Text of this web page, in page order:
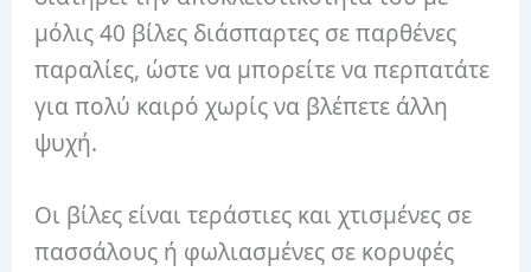
μόλις 40 βίλες διάσπαρτες σε παρθένες
παραλίες, ώστε να μπορείτε να περπατάτε
για πολύ καιρό χωρίς να βλέπετε άλλη
ψυχή.
Οι βίλες είναι τεράστιες και χτισμένες σε
πασσάλους ή φωλιασμένες σε κορυφές